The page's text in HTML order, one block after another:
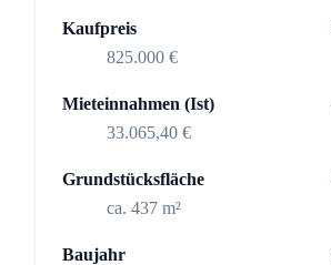
Kaufpreis
825.000 €
Mieteinnahmen (Ist)
33.065,40 €
Grundstücksfläche
ca. 437 m²
Baujahr